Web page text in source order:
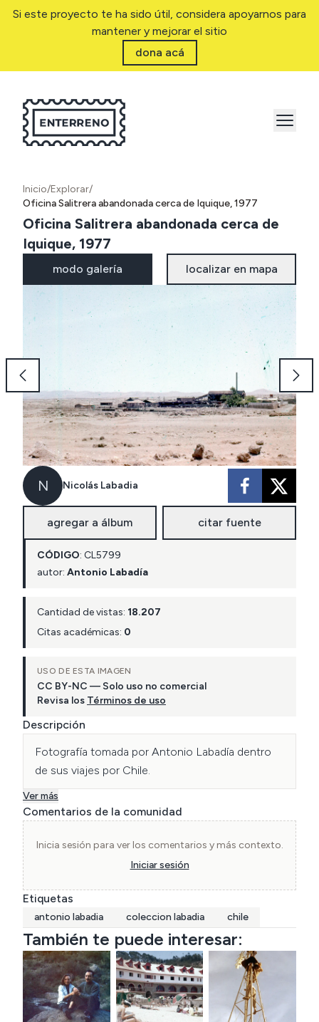
Si este proyecto te ha sido útil, considera apoyarnos para
mantener y mejorar el sitio
dona acá
Inicio/Explorar/
Oficina Salitrera abandonada cerca de Iquique, 1977
Oficina Salitrera abandonada cerca de
Iquique, 1977
modo galería localizar en mapa
N Nicolás Labadia
agregar a álbum citar fuente
CÓDIGO: CL5799
autor: Antonio Labadía
Cantidad de vistas: 18.207
Citas académicas: 0
USO DE ESTA IMAGEN
CC BY-NC — Solo uso no comercial
Revisa los Términos de uso
Descripción
Fotografía tomada por Antonio Labadía dentro
de sus viajes por Chile.
Ver más
Comentarios de la comunidad
Inicia sesión para ver los comentarios y más contexto.
Iniciar sesión
Etiquetas
antonio labadia coleccion labadia chile
También te puede interesar: